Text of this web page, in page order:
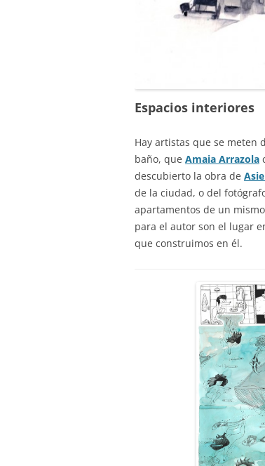
Espacios interiores
Hay artistas que se meten
baño, que Amaia Arrazola
descubierto la obra de
de la ciudad, o del
apartamentos de un
para el autor son el lugar
que construimos en él.